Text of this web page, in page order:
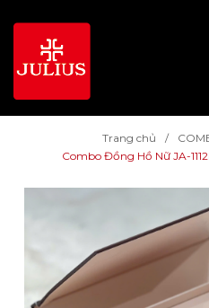
Trang chủ
Combo Đồng Hồ Nữ JA-